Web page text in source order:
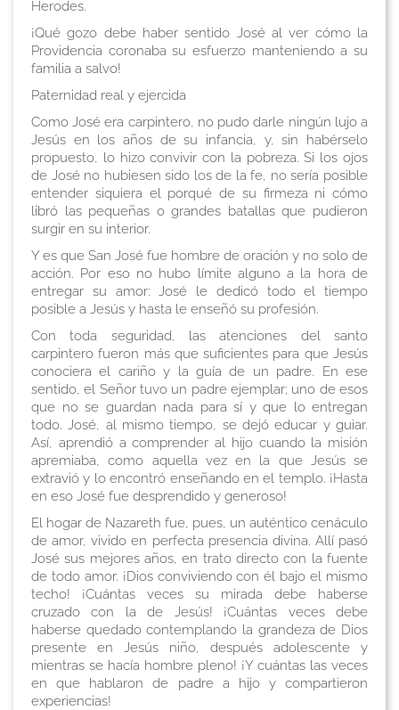
Herodes.
¡Qué gozo debe haber sentido José al ver cómo la
Providencia coronaba su esfuerzo manteniendo a su
familia a salvo!
Paternidad real y ejercida
Como José era carpintero, no pudo darle ningún lujo a
Jesús en los años de su infancia, y, sin habérselo
propuesto, lo hizo convivir con la pobreza. Si los ojos
de José no hubiesen sido los de la fe, no sería posible
entender siquiera el porqué de su firmeza ni cómo
libró las pequeñas o grandes batallas que pudieron
surgir en su interior.
Y es que San José fue hombre de oración y no solo de
acción. Por eso no hubo límite alguno a la hora de
entregar su amor: José le dedicó todo el tiempo
posible a Jesús y hasta le enseñó su profesión.
Con toda seguridad, las atenciones del santo
carpintero fueron más que suficientes para que Jesús
conociera el cariño y la guía de un padre. En ese
sentido, el Señor tuvo un padre ejemplar; uno de esos
que no se guardan nada para sí y que lo entregan
todo. José, al mismo tiempo, se dejó educar y guiar.
Así, aprendió a comprender al hijo cuando la misión
apremiaba, como aquella vez en la que Jesús se
extravió y lo encontró enseñando en el templo. ¡Hasta
en eso José fue desprendido y generoso!
El hogar de Nazareth fue, pues, un auténtico cenáculo
de amor, vivido en perfecta presencia divina. Allí pasó
José sus mejores años, en trato directo con la fuente
de todo amor. ¡Dios conviviendo con él bajo el mismo
techo! ¡Cuántas veces su mirada debe haberse
cruzado con la de Jesús! ¡Cuántas veces debe
haberse quedado contemplando la grandeza de Dios
presente en Jesús niño, después adolescente y
mientras se hacía hombre pleno! ¡Y cuántas las veces
en que hablaron de padre a hijo y compartieron
experiencias!